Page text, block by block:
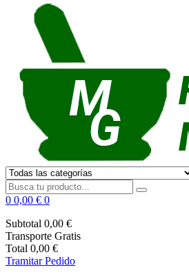
0 0,00 € 0
Subtotal 0,00 €
Transporte Gratis
Total 0,00 €
Tramitar Pedido